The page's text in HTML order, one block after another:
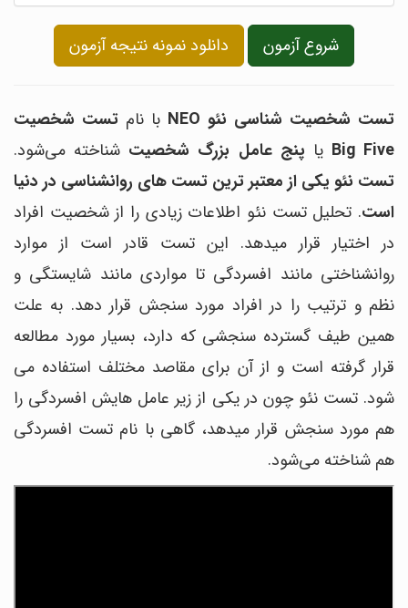
شروع آزمون دانلود نمونه نتیجه آزمون
تست شخصیت شناسی نئو NEO با نام تست شخصیت
Big Five یا پنج عامل بزرگ شخصیت شناخته می‌شود.
تست نئو یکی از معتبر ترین تست های روانشناسی در دنیا
است. تحلیل تست نئو اطلاعات زیادی را از شخصیت افراد
در اختیار قرار میدهد. این تست قادر است از موارد
روانشناختی مانند افسردگی تا مواردی مانند شایستگی و
نظم و ترتیب را در افراد مورد سنجش قرار دهد. به علت
همین طیف گسترده سنجشی که دارد، بسیار مورد مطالعه
قرار گرفته است و از آن برای مقاصد مختلف استفاده می
شود. تست نئو چون در یکی از زیر عامل هایش افسردگی را
هم مورد سنجش قرار میدهد، گاهی با نام تست افسردگی
هم شناخته می‌شود.